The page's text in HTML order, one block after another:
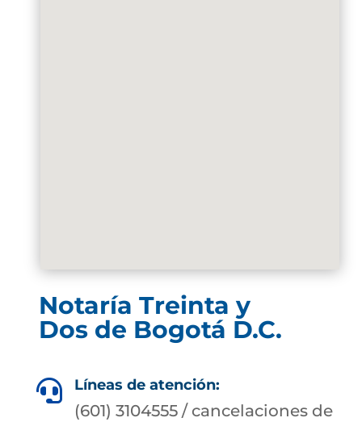
Notaría Treinta y
Dos de Bogotá D.C.
 Líneas de atención:
(601) 3104555 / cancelaciones de